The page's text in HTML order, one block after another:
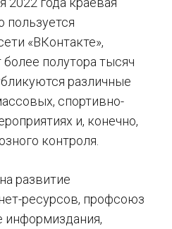
пользуется
«ВКонтакте»,
полутора тысяч
различные
спортивно-
и, конечно,
контроля.
развитие
ресурсов, профсоюз
информиздания,